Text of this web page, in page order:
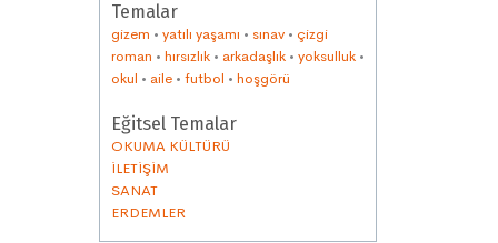
Temalar
gizem • yatılı yaşamı • sınav • çizgi
roman • hırsızlık • arkadaşlık • yoksulluk •
okul • aile • futbol • hoşgörü
Eğitsel Temalar
OKUMA KÜLTÜRÜ
İLETİŞİM
SANAT
ERDEMLER